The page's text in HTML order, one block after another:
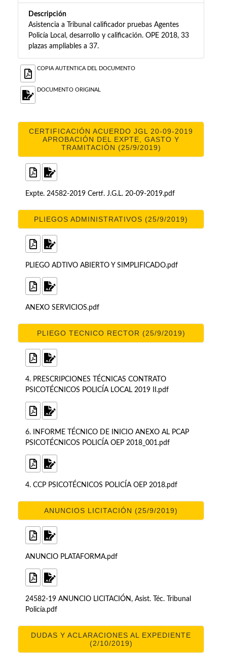
Descripción
Asistencia a Tribunal calificador pruebas Agentes
Policía Local, desarrollo y calificación. OPE 2018, 33
plazas ampliables a 37.
COPIA AUTENTICA DEL DOCUMENTO
DOCUMENTO ORIGINAL
CERTIFICACIÓN ACUERDO JGL 20-09-2019
APROBACIÓN DEL EXPTE, GASTO Y
TRAMITACIÓN (25/9/2019)
Expte. 24582-2019 Certf. J.G.L. 20-09-2019.pdf
PLIEGOS ADMINISTRATIVOS (25/9/2019)
PLIEGO ADTIVO ABIERTO Y SIMPLIFICADO.pdf
ANEXO SERVICIOS.pdf
PLIEGO TECNICO RECTOR (25/9/2019)
4. PRESCRIPCIONES TÉCNICAS CONTRATO
PSICOTÉCNICOS POLICÍA LOCAL 2019 II.pdf
6. INFORME TÉCNICO DE INICIO ANEXO AL PCAP
PSICOTÉCNICOS POLICÍA OEP 2018_001.pdf
4. CCP PSICOTÉCNICOS POLICÍA OEP 2018.pdf
ANUNCIOS LICITACIÓN (25/9/2019)
ANUNCIO PLATAFORMA.pdf
24582-19 ANUNCIO LICITACIÓN, Asist. Téc. Tribunal
Policía.pdf
DUDAS Y ACLARACIONES AL EXPEDIENTE
(2/10/2019)